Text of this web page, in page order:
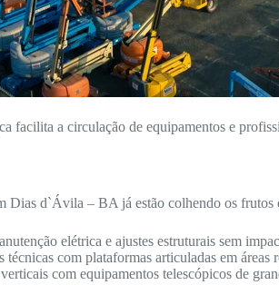
facilita a circulação de equipamentos e
Dias d`Ávila – BA já estão colhendo os frutos
elétrica e ajustes estruturais sem
técnicas com plataformas articuladas em áreas
com equipamentos telescópicos de